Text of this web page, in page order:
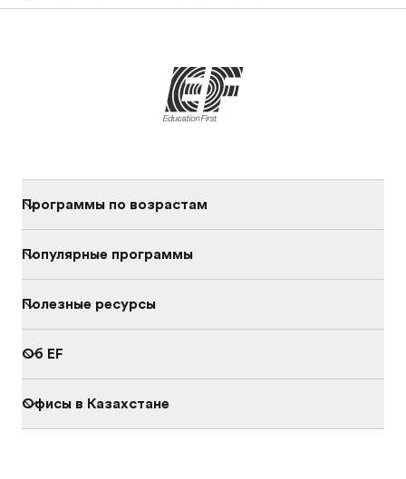
Программы по возрастам
Популярные программы
Полезные ресурсы
Об EF
Офисы в Казахстане